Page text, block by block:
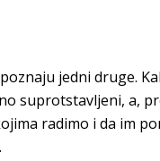
jedni druge.
suprotstavljeni, a,
radimo i da im